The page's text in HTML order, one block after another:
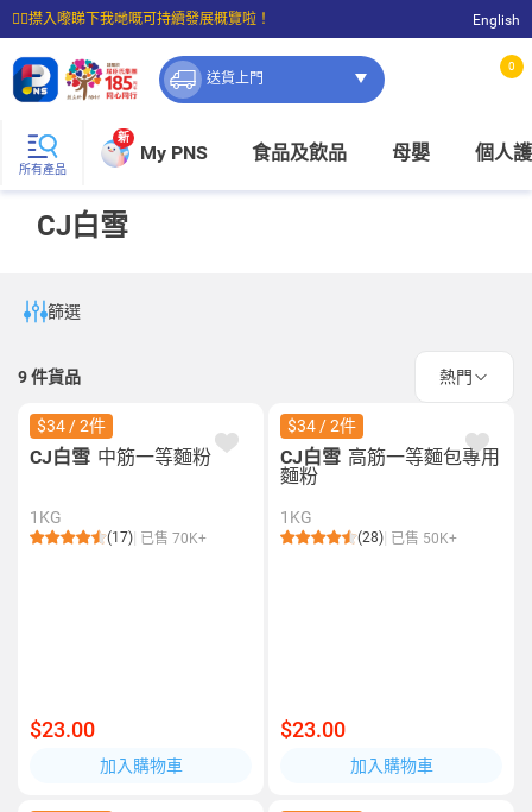
☝🏼㩒入嚟睇下我哋嘅可持續發展概覽啦！
⭐購物滿$399即享免費送貨；滿$100即可免費店取。
English
送貨上門
0
所有產品
新
My PNS 食品及飲品 母嬰 個人
CJ白雪
篩選
9件貨品 熱門
$34 / 2件
CJ白雪 中筋一等麵粉
1KG
(17) 已售 70K+
$23.00
加入購物車
$34 / 2件
CJ白雪 高筋一等麵包專用
麵粉
1KG
(28) 已售 50K+
$23.00
加入購物車